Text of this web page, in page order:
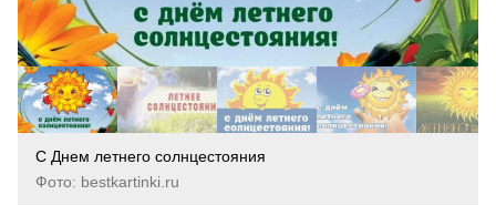
С Днем летнего солнцестояния
Фото: bestkartinki.ru